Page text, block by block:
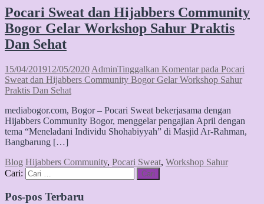
Pocari Sweat dan Hijabbers Community
Bogor Gelar Workshop Sahur Praktis
Dan Sehat
15/04/201912/05/2020 AdminTinggalkan Komentarpada Pocari
Sweat dan Hijabbers Community Bogor Gelar Workshop Sahur
Praktis Dan Sehat
mediabogor.com, Bogor – Pocari Sweat bekerjasama dengan
Hijabbers Community Bogor, menggelar pengajian April dengan
tema “Meneladani Individu Shohabiyyah” di Masjid Ar-Rahman,
Bangbarung […]
Blog Hijabbers Community, Pocari Sweat, Workshop Sahur
Cari:
Cari
Pos-pos Terbaru